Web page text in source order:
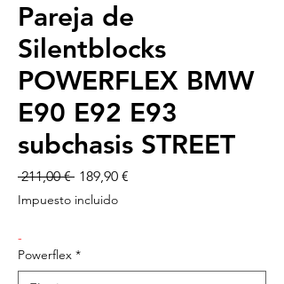
Pareja de
Silentblocks
POWERFLEX BMW
E90 E92 E93
subchasis STREET
211,00 € Precio
189,90 €
Impuesto incluido
-
Powerflex *